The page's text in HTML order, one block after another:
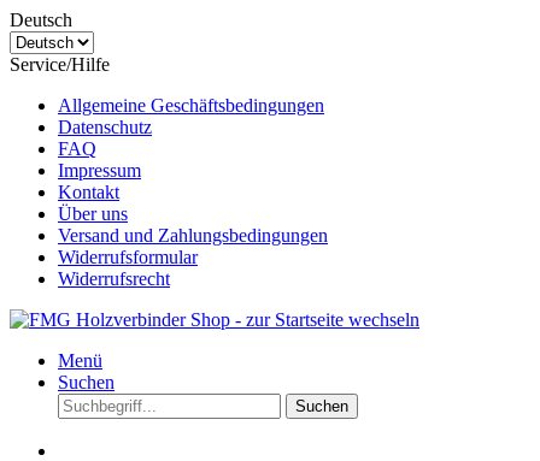
Deutsch
Service/Hilfe
Allgemeine Geschäftsbedingungen
Datenschutz
FAQ
Impressum
Kontakt
Über uns
Versand und Zahlungsbedingungen
Widerrufsformular
Widerrufsrecht
Menü
Suchen
Suchen